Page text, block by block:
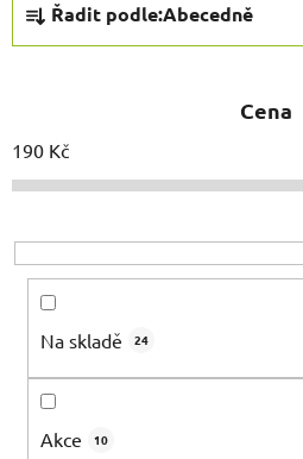
z
í
p
o
d
Řadit podle:Abecedně
Cena
190 Kč
Na skladě 24
Akce 10